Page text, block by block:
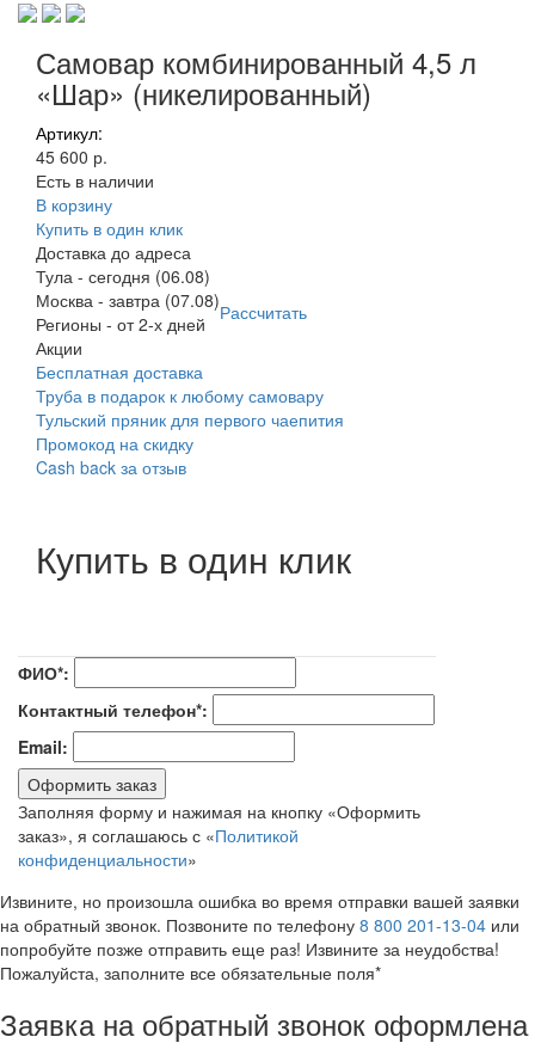
Самовар комбинированный 4,5 л
«Шар» (никелированный)
Артикул:
45 600 р.
Есть в наличии
В корзину
Купить в один клик
Доставка до адреса
Тула - сегодня (06.08)
Москва - завтра (07.08)Рассчитать
Регионы - от 2-х дней
Акции
Бесплатная доставка
Труба в подарок к любому самовару
Тульский пряник для первого чаепития
Промокод на скидку
Cash back за отзыв
Купить в один клик
ФИО*:
Контактный телефон*:
Email:
Оформить заказ
Заполняя форму и нажимая на кнопку «Оформить
заказ», я соглашаюсь с «Политикой
конфиденциальности»
Извините, но произошла ошибка во время отправки вашей заявки
на обратный звонок. Позвоните по телефону 8 800 201-13-04 или
попробуйте позже отправить еще раз! Извините за неудобства!
Пожалуйста, заполните все обязательные поля*
Заявка на обратный звонок оформлена